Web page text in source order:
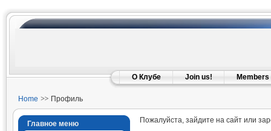
О Клубе Join us! Members
Home Профиль
Главное меню
Пожалуйста, зайдите на сайт или